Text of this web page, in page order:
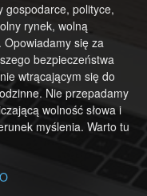
gospodarce, polityce,
rynek, wolną
się za
bezpieczeństwa
wtrącającym się do
Nie przepadamy
wolność słowa i
myślenia. Warto tu